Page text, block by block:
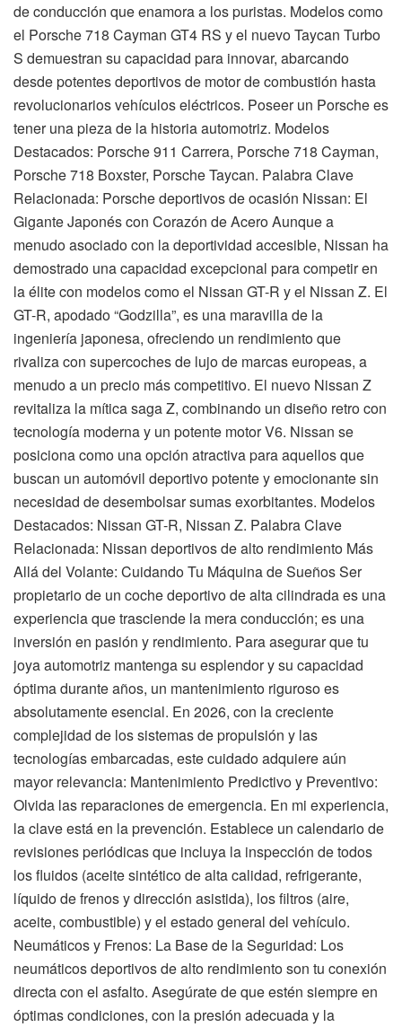
de conducción que enamora a los puristas. Modelos como
el Porsche 718 Cayman GT4 RS y el nuevo Taycan Turbo
S demuestran su capacidad para innovar, abarcando
desde potentes deportivos de motor de combustión hasta
revolucionarios vehículos eléctricos. Poseer un Porsche es
tener una pieza de la historia automotriz. Modelos
Destacados: Porsche 911 Carrera, Porsche 718 Cayman,
Porsche 718 Boxster, Porsche Taycan. Palabra Clave
Relacionada: Porsche deportivos de ocasión Nissan: El
Gigante Japonés con Corazón de Acero Aunque a
menudo asociado con la deportividad accesible, Nissan ha
demostrado una capacidad excepcional para competir en
la élite con modelos como el Nissan GT-R y el Nissan Z. El
GT-R, apodado “Godzilla”, es una maravilla de la
ingeniería japonesa, ofreciendo un rendimiento que
rivaliza con supercoches de lujo de marcas europeas, a
menudo a un precio más competitivo. El nuevo Nissan Z
revitaliza la mítica saga Z, combinando un diseño retro con
tecnología moderna y un potente motor V6. Nissan se
posiciona como una opción atractiva para aquellos que
buscan un automóvil deportivo potente y emocionante sin
necesidad de desembolsar sumas exorbitantes. Modelos
Destacados: Nissan GT-R, Nissan Z. Palabra Clave
Relacionada: Nissan deportivos de alto rendimiento Más
Allá del Volante: Cuidando Tu Máquina de Sueños Ser
propietario de un coche deportivo de alta cilindrada es una
experiencia que trasciende la mera conducción; es una
inversión en pasión y rendimiento. Para asegurar que tu
joya automotriz mantenga su esplendor y su capacidad
óptima durante años, un mantenimiento riguroso es
absolutamente esencial. En 2026, con la creciente
complejidad de los sistemas de propulsión y las
tecnologías embarcadas, este cuidado adquiere aún
mayor relevancia: Mantenimiento Predictivo y Preventivo:
Olvida las reparaciones de emergencia. En mi experiencia,
la clave está en la prevención. Establece un calendario de
revisiones periódicas que incluya la inspección de todos
los fluidos (aceite sintético de alta calidad, refrigerante,
líquido de frenos y dirección asistida), los filtros (aire,
aceite, combustible) y el estado general del vehículo.
Neumáticos y Frenos: La Base de la Seguridad: Los
neumáticos deportivos de alto rendimiento son tu conexión
directa con el asfalto. Asegúrate de que estén siempre en
óptimas condiciones, con la presión adecuada y la